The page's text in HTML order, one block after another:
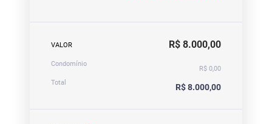
VALOR R$ 8.000,00
Condomínio
R$ 0,00
Total
R$ 8.000,00